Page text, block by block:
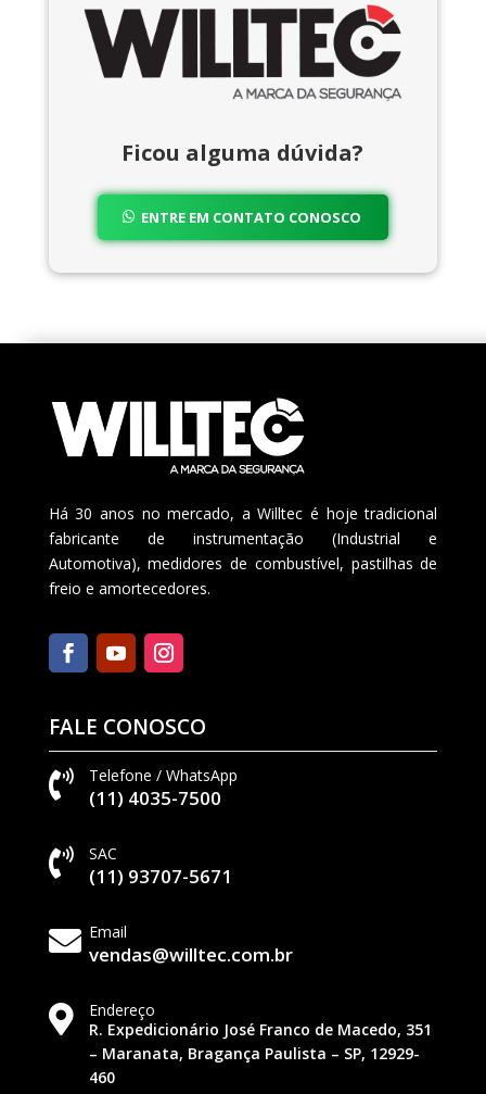
Ficou alguma dúvida?
ENTRE EM CONTATO CONOSCO
Há 30 anos no mercado, a Willtec é hoje tradicional
fabricante de instrumentação (Industrial e
Automotiva), medidores de combustível, pastilhas de
freio e amortecedores.
FALE CONOSCO
 Telefone / WhatsApp
(11) 4035-7500
 SAC
(11) 93707-5671
 Email
vendas@willtec.com.br

Endereço
R. Expedicionário José Franco de Macedo, 351
– Maranata, Bragança Paulista – SP, 12929-
460